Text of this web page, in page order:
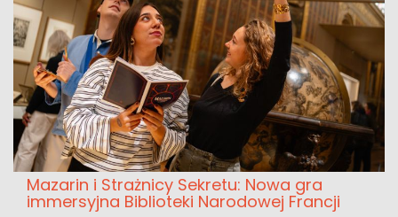
Mazarin i Strażnicy Sekretu: Nowa gra
immersyjna Biblioteki Narodowej Francji